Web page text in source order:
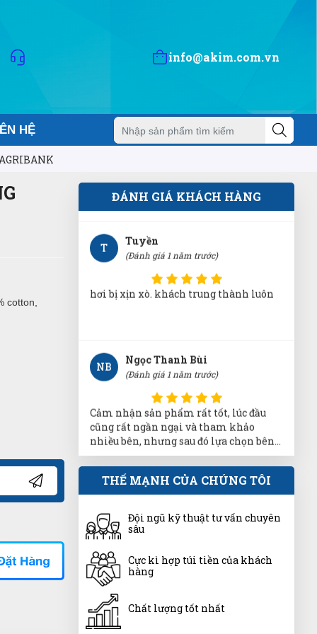
info@akim.com.vn
HỆ
cotton,
ĐÁNH GIÁ KHÁCH HÀNG
Càng mua nhiều càng thấy thích nhiều
luôn. Hihi Cho 5 sao
Thạnh Võ
(Đánh giá 1 năm trước)
thật, chất lượng thật
T
Tuyền
(Đánh giá 1 năm trước)
hơi bị xịn xò. khách trung thành luôn
NB
Ngọc Thanh Bùi
(Đánh giá 1 năm trước)
Cảm nhận sản phẩm rất tốt, lúc đầu
cũng rất ngần ngại và tham khảo
nhiều bên, nhưng sau đó lựa chọn bên
đây, sản phẩm tthật chất lượng nên rất
hài lòng, cảm ơn.
TN
Thúy Nga
(Đánh giá 1 năm trước)
Mọi người nên đến thử nhé, chứ tui là
mê về sản phẩm cũng như dịch vụ tại
đây rồi
NĐ
(Đánh giá 1 năm trước)
THẾ MẠNH CỦA CHÚNG TÔI
Đội ngũ kỹ thuật tư vấn chuyên
sâu
Cực kì hợp túi tiền của khách
hàng
Chất lượng tốt nhất